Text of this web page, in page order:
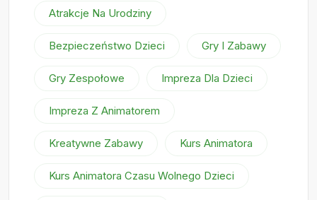
Atrakcje Na Urodziny
Bezpieczeństwo Dzieci Gry I Zabawy
Gry Zespołowe Impreza Dla Dzieci
Impreza Z Animatorem
Kreatywne Zabawy Kurs Animatora
Kurs Animatora Czasu Wolnego Dzieci